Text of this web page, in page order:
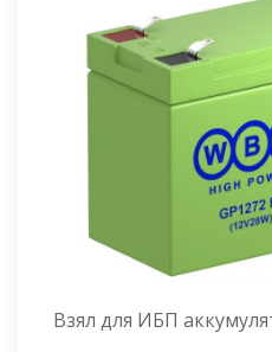
Взял для ИБП